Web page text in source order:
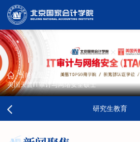
当前位置： 首页-研究生教育- 中外合作办学
美国天普IT审计与网络安全硕士
研究生教育